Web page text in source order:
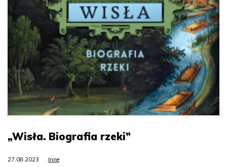
„Wisła. Biografia rzeki”
27.08.2023 Inne